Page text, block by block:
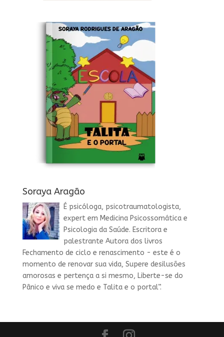
Soraya Aragão
É psicóloga, psicotraumatologista,
expert em Medicina Psicossomática e
Psicologia da Saúde. Escritora e
palestrante Autora dos livros
Fechamento de ciclo e renascimento - este é o
momento de renovar sua vida, Supere desilusões
amorosas e pertença a si mesmo, Liberte-se do
Pânico e viva se medo e Talita e o portal”.